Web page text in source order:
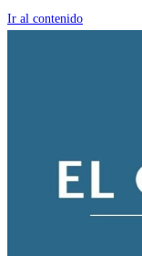
Ir al contenido